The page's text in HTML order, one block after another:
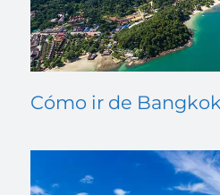
Cómo ir de